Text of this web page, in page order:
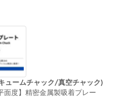
ュームチャック/真空チャック)
面度】精密金属製吸着プレー